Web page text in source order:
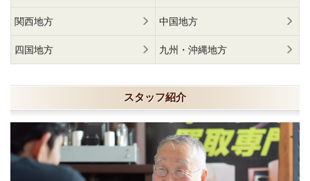
関西地方 中国地方
四国地方 九州・沖縄地方
スタッフ紹介